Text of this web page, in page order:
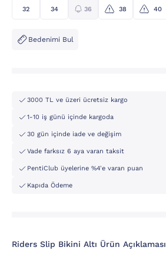
32 34 36 38 40
Bedenimi Bul
3000 TL ve üzeri ücretsiz kargo
1-10 iş günü içinde kargoda
30 gün içinde iade ve değişim
Vade farksız 6 aya varan taksit
PentiClub üyelerine %4'e varan puan
Kapıda Ödeme
Riders Slip Bikini Altı Ürün Açıklaması